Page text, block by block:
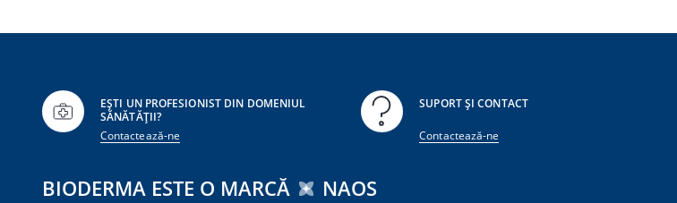
EȘTI UN PROFESIONIST DIN DOMENIUL
SĂNĂTĂȚII?
Contactează-ne
SUPORT ȘI CONTACT
Contactează-ne
BIODERMA ESTE O MARCĂ NAOS